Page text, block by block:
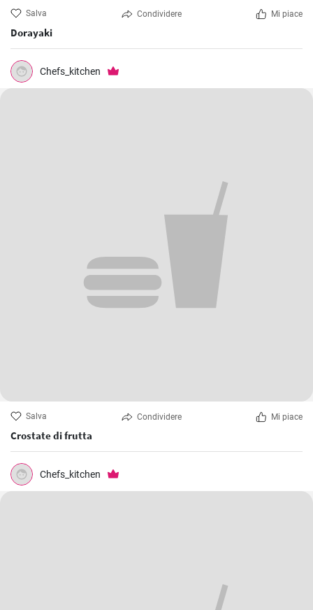
Salva Condividere Mi piace
Dorayaki
Chefs_kitchen
Salva Condividere Mi piace
Crostate di frutta
Chefs_kitchen